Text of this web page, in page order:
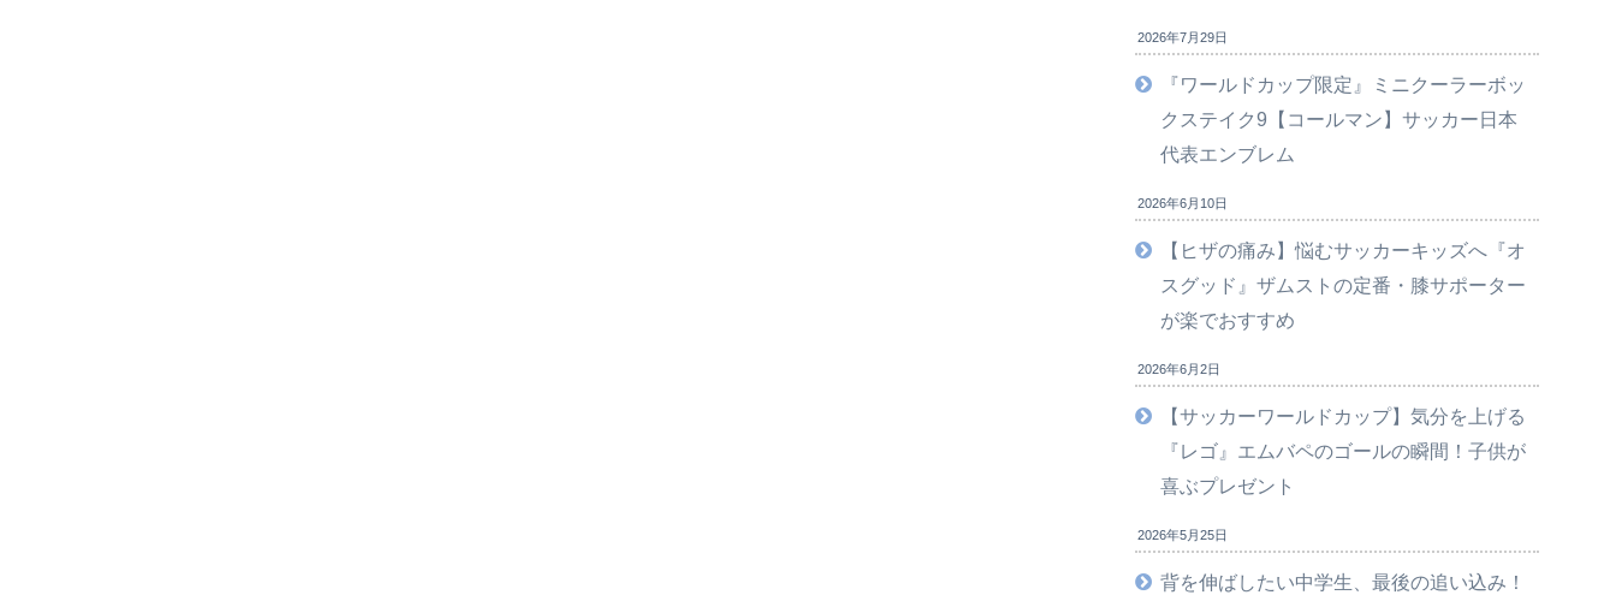
2026年7月29日
『ワールドカップ限定』ミニクーラーボッ
クステイク9【コールマン】サッカー日本
代表エンブレム
2026年6月10日
【ヒザの痛み】悩むサッカーキッズへ『オ
スグッド』ザムストの定番・膝サポーター
が楽でおすすめ
2026年6月2日
【サッカーワールドカップ】気分を上げる
『レゴ』エムバペのゴールの瞬間！子供が
喜ぶプレゼント
2026年5月25日
背を伸ばしたい中学生、最後の追い込み！